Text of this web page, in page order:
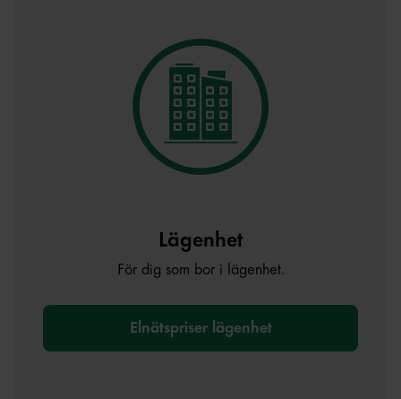
Lägenhet
För dig som bor i lägenhet.
Elnätspriser lägenhet